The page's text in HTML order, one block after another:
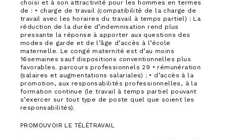
choisi et à son attractivité pour les hommes en termes
de : • charge de travail (compatibilité de la charge de
travail avec les horaires du travail à temps partiel) ; La
réduction de la durée d’indemnisation rend plus
pressante la réponse à apporter aux questions des
modes de garde et de l’âge d’accès à l’école
maternelle. Le congé maternité est d’au moins
16semaines sauf dispositions conventionnelles plus
favorables. parcours professionnels 29 • rémunération
(salaires et augmentations salariales) ; • d’accès à la
promotion, aux responsabilités professionnelles, à la
formation continue (le travail à temps partiel pouvant
s’exercer sur tout type de poste quel que soient les
responsabilités).
PROMOUVOIR LE TÉLÉTRAVAIL